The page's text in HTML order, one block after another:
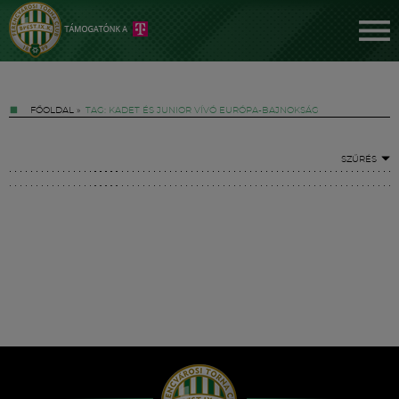
FŐOLDAL » TAG: KADET ÉS JUNIOR VÍVÓ EURÓPA-BAJNOKSÁG
SZŰRÉS
Hírek